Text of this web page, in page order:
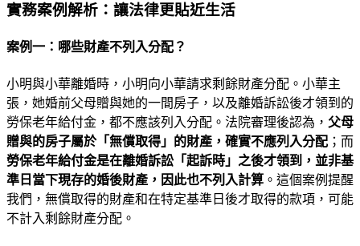
實務案例解析：讓法律更貼近生活
案例一：哪些財產不列入分配？
小明與小華離婚時，小明向小華請求剩餘財產分配。小華主
張，她婚前父母贈與她的一間房子，以及離婚訴訟後才領到的
勞保老年給付金，都不應該列入分配。法院審理後認為， 父母
贈與的房子屬於「無償取得」的財產，確實不應列入分配 ；而
勞保老年給付金是在離婚訴訟「起訴時」之後才領到，並非基
準日當下現存的婚後財產，因此也不列入計算 。這個案例提醒
我們，無償取得的財產和在特定基準日後才取得的款項，可能
不計入剩餘財產分配。